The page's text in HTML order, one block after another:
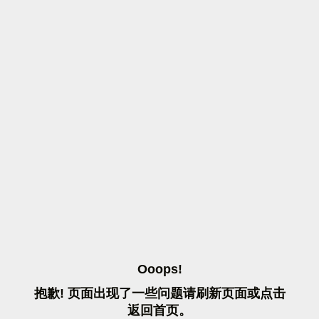
OOOPS!
抱歉! 页面出现了一些问题请刷 新页面或点击
返 回首页。